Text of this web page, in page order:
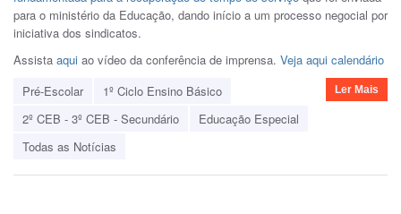
para o ministério da Educação, dando início a um processo negocial por
iniciativa dos sindicatos.
Assista aqui ao vídeo da conferência de imprensa. Veja aqui calendário
Pré-Escolar
1º Ciclo Ensino Básico
2º CEB - 3º CEB - Secundário
Educação Especial
Todas as Notícias
Ler Mais